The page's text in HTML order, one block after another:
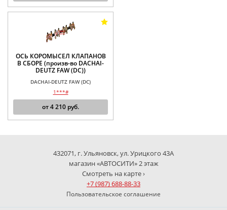
ОСЬ КОРОМЫСЕЛ КЛАПАНОВ
В СБОРЕ (произв-во DACHAI-
DEUTZ FAW (DC))
DACHAI-DEUTZ FAW (DC)
1***#
от4 210 руб.
432071, г. Ульяновск, ул. Урицкого 43А
магазин «АВТОСИТИ» 2 этаж
Смотреть на карте ›
+7 (987) 688-88-33
Пользовательское соглашение